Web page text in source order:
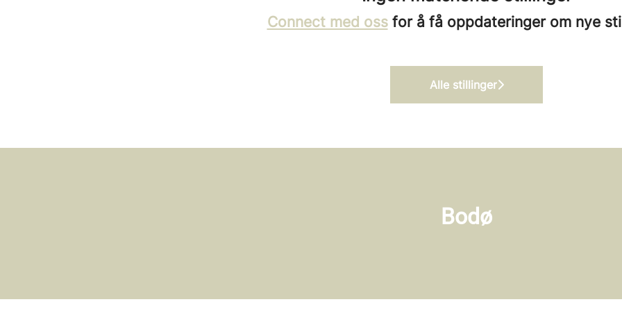
Connect med ossfor å få oppdateringer om nye
Alle stillinger
Bodø